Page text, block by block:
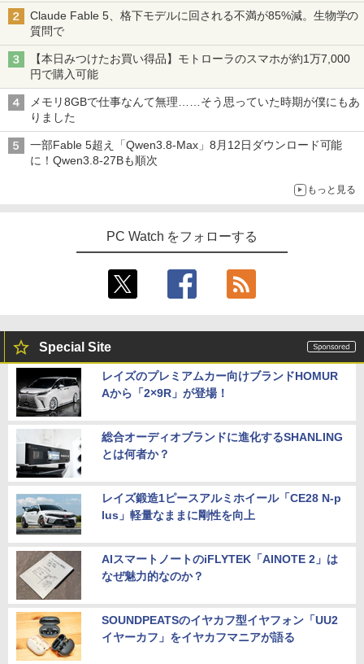
Claude Fable 5、格下モデルに回される不満が85%減。生物学の
質問で
【本日みつけたお買い得品】モトローラのスマホが約1万7,000
円で購入可能
メモリ8GBで仕事なんて無理……そう思っていた時期が僕にもあ
りました
一部Fable 5超え「Qwen3.8-Max」8月12日ダウンロード可能
に！Qwen3.8-27Bも順次
もっと見る
PC Watch をフォローする
Special Site
レイズのプレミアムカー向けブランドHOMUR
Aから「2×9R」が登場！
総合オーディオブランドに進化するSHANLING
とは何者か？
レイズ鍛造1ピースアルミホイール「CE28 N-p
lus」軽量なままに剛性を向上
AIスマートノートのiFLYTEK「AINOTE 2」は
なぜ魅力的なのか？
SOUNDPEATSのイヤカフ型イヤフォン「UU2
イヤーカフ」をイヤカフマニアが語る